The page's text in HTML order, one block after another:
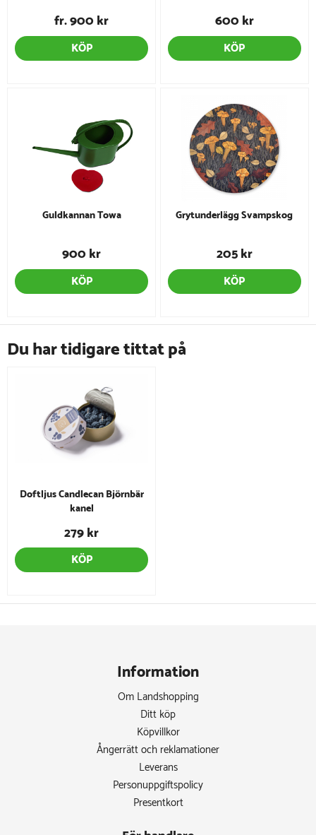
fr. 900 kr
KÖP
600 kr
KÖP
Guldkannan Towa
900 kr
KÖP
Grytunderlägg Svampskog
205 kr
KÖP
Du har tidigare tittat på
Doftljus Candlecan Björnbär
kanel
279 kr
KÖP
Information
Om Landshopping
Ditt köp
Köpvillkor
Ångerrätt och reklamationer
Leverans
Personuppgiftspolicy
Presentkort